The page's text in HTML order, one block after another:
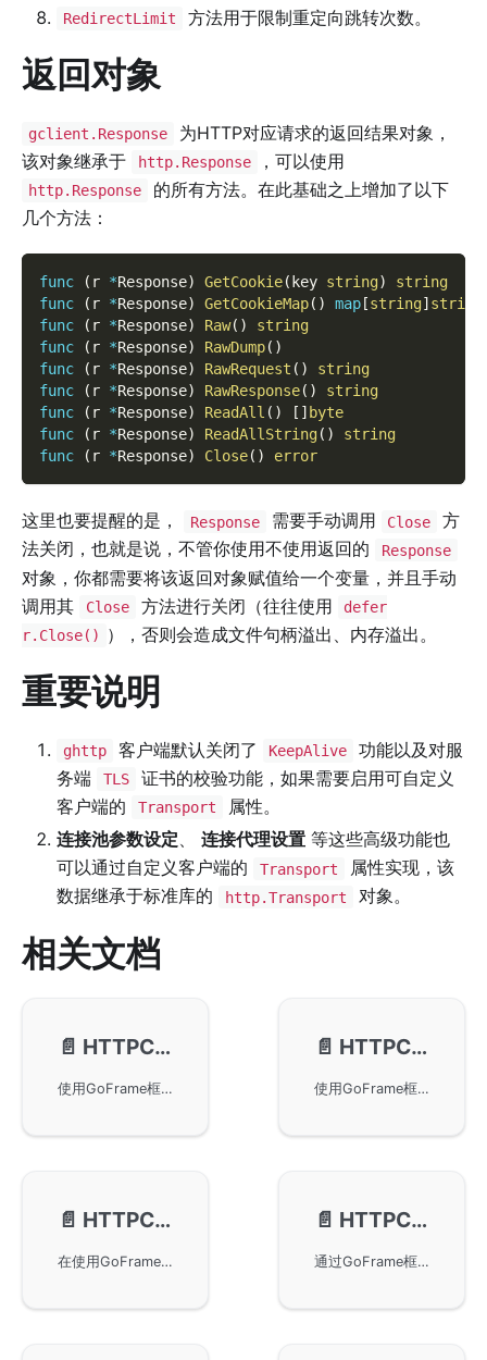
RedirectLimit 方法用于限制重定向跳转次数。
返回对象
gclient.Response
为HTTP对应请求的返回结果对象，
该对象继承于
http.Response ，可以使用
http.Response
的所有方法。在此基础之上增加了以下
几个方法：
func ( r *Response) GetCookie( key string)
string
func
( r *Response) GetCookieMap( ) map [string] string
func
( r *Response) Raw( )
string
func
( r *Response) RawDump( )
func
( r *Response) RawRequest ( )
string
func
( r *Response) RawResponse( )
string
func
( r *Response) ReadAll ( ) [ ] byte
func
( r *Response) ReadAllString( )
string
func
( r *Response) Close( ) error
这里也要提醒的是， Response 需要手动调用 Close
方
法关闭，也就是说，不管你使用不使用返回的
Response
对象，你都需要将该返回对象赋值给一个变量，并且手动
调用其
Close 方法进行关闭（往往使用
defer
r.Close()
），否则会造成文件句柄溢出、内存溢出。
重要说明
ghttp 客户端默认关闭了 KeepAlive
功能以及对服
务端
TLS
证书的校验功能，如果需要启用可自定义
客户端的
Transport
属性。
连接池参数设定、 连接代理设置 等这些高级功能也
可以通过自定义客户端的
Transport
属性实现，该
数据继承于标准库的
http.Transport 对象。
相关文档
📄️ HTTPClient-基本使用
使用GoFrame框架通过基本的HTTP客户端操作来发送GET、POST、DELETE请求，并处理返回值。本文还讨论了如何使用POST方法发送JSON数据、使用多参数、map类型参数进行请求。同时，提供了*Bytes、*Content和*Var方法的简要介绍，以帮助开发者更便捷地处理HTTP请求和响应内容。
📄️ HTTPClient-文件上传
使用GoFrame框架进行HTTP客户端文件上传，实现了方便的文件上传功能，并提供了三个主要的接口以支持单个和多个文件的上传。详细讲解了服务端及客户端的实现代码，并提供了自定义文件名称和规范路由接收上传文件的方法，适用于需要集成文件上传功能的开发场景。
📄️ HTTPClient-自定义Cookie
在使用GoFrame框架的HTTP客户端中自定义发送给服务端的Cookie内容，主要通过SetCookie和SetCookieMap方法实现。通过简单的服务端和客户端示例展示了如何设置与接收自定义的Cookie参数，实现HTTP客户端的个性化请求。
📄️ HTTPClient-自定义Header
通过GoFrame框架的HTTPClient功能，用户可以自定义HTTP请求的Header信息。本文介绍了如何利用SetHeader、SetHeaderMap和SetHeaderRaw等方法设置和发送Header，从而实现自定义链路跟踪信息，如Span-Id和Trace-Id。通过简单的代码示例，展示了客户端如何与服务端交互并返回结果。